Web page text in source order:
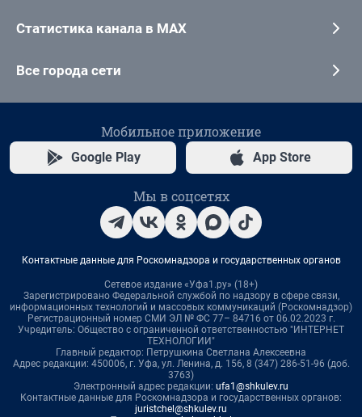
Статистика канала в MAX
Все города сети
Мобильное приложение
Google Play App Store
Мы в соцсетях
Контактные данные для Роскомнадзора и государственных органов
Сетевое издание «Уфа1.ру» (18+)
Зарегистрировано Федеральной службой по надзору в сфере связи,
информационных технологий и массовых коммуникаций (Роскомнадзор)
Регистрационный номер СМИ ЭЛ № ФС 77– 84716 от 06.02.2023 г.
Учредитель: Общество с ограниченной ответственностью "ИНТЕРНЕТ
ТЕХНОЛОГИИ"
Главный редактор: Петрушкина Светлана Алексеевна
Адрес редакции: 450006, г. Уфа, ул. Ленина, д. 156, 8 (347) 286-51-96 (доб.
3763)
Электронный адрес редакции: ufa1@shkulev.ru
Контактные данные для Роскомнадзора и государственных органов:
juristchel@shkulev.ru